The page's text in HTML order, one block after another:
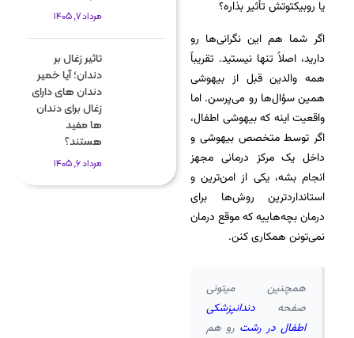
یا روبیکتوتش تأثیر بذاره؟
اگر شما هم این نگرانی‌ها رو
دارید، اصلاً تنها نیستید. تقریباً
همه والدین قبل از بیهوشی
همین سؤال‌ها رو می‌پرسن. اما
واقعیت اینه که بیهوشی اطفال،
اگر توسط متخصص بیهوشی و
داخل یک مرکز درمانی مجهز
انجام بشه، یکی از امن‌ترین و
استانداردترین روش‌ها برای
درمان بچه‌هاییه که موقع درمان
نمی‌تونن همکاری کنن.
همچنین میتونی
صفحه دندانپزشکی
اطفال در رشت رو هم
مرداد 7, 1405
تاثیر زغال بر
دندان؛ آیا خمیر
دندان های دارای
زغال برای دندان
ها مفید
هستند؟
مرداد 6, 1405